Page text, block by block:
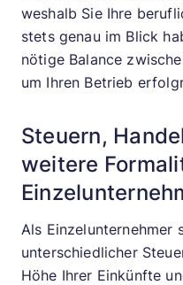
weshalb Sie Ihre
stets genau im Blick
nötige Balance
um Ihren Betrieb
Steuern,
weitere
Als Einzelunternehmer
unterschiedlicher
Höhe Ihrer Einkünfte